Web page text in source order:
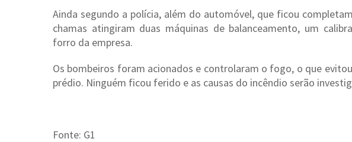
Ainda segundo a polícia, além do automóvel, que ficou
chamas atingiram duas máquinas de balanceamento, um
forro da empresa.
Os bombeiros foram acionados e controlaram o fogo, o que
prédio. Ninguém ficou ferido e as causas do incêndio serão
Fonte: G1